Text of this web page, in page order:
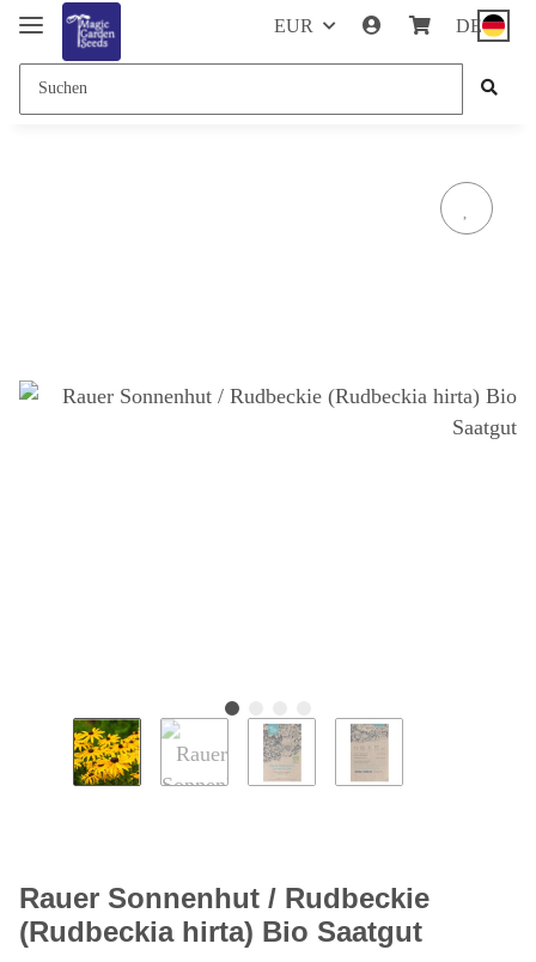
EUR DE
Rauer Sonnenhut / Rudbeckie
(Rudbeckia hirta) Bio Saatgut